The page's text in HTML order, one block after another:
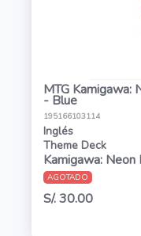
MTG Kamigawa:
- Blue
195166103114
Inglés
Theme Deck
Kamigawa: Neon
AGOTADO
S/. 30.00